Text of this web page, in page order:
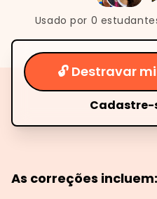
Usado por 0
🔓 Destravar
Cadastre-
As correções incluem: